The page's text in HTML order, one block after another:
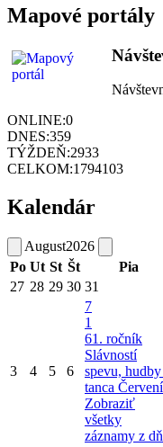
Mapové portály
ONLINE:0
DNES:359
TÝŽDEŇ:2933
CELKOM:1794103
Kalendár
August2026
Po Ut St Št Pia
27 28 29 30 31
3 4 5 6
7
1
61. ročník
Slávností
spevu, hudby
tanca
Zobraziť
všetky
záznamy z